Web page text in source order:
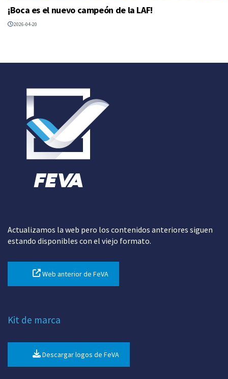
¡Boca es el nuevo campeón de la LAF!
2026-04-20
Actualizamos la web pero los contenidos anteriores siguen
estando disponibles con el viejo formato.
Web anterior de FeVA
Kit de marca
Descargar logos de FeVA